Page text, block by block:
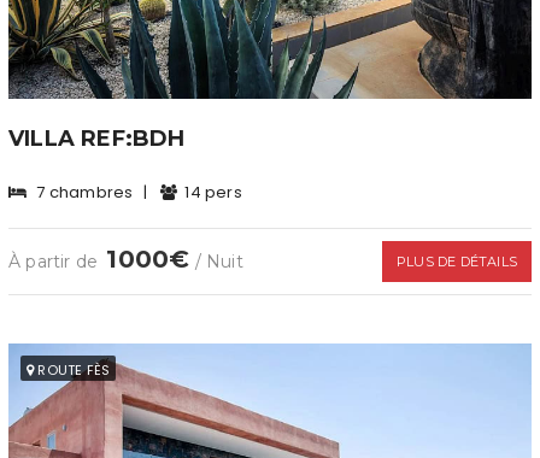
VILLA REF:BDH
7 chambres | 14 pers
À partir de 1000€ / Nuit PLUS DE DÉTAILS
ROUTE FÈS